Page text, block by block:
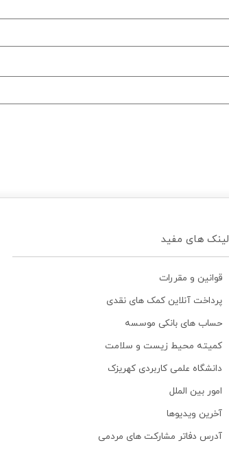
لینک های مفید
قوانین و مقررات
پرداخت آنلاین کمک های نقدی
حساب های بانکی موسسه
کمیته محیط زیست و سلامت
دانشگاه علمی کاربردی کهریزک
امور بین الملل
آخرین ویدیوها
آدرس دفاتر مشارکت های مردمی